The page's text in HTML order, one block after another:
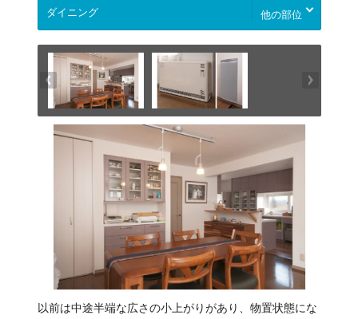
他の部位
以前は中途半端な広さの小上がりがあり、物置状態にな